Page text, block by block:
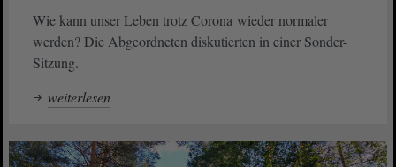
Wie kann unser Leben trotz Corona wieder normaler
werden? Die Abgeordneten diskutierten in einer Sonder-
Sitzung.
weiterlesen